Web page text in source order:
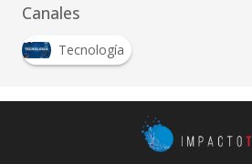
Canales
Tecnología